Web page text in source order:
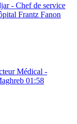
- Chef de service
Frantz Fanon
Médical -
01:58